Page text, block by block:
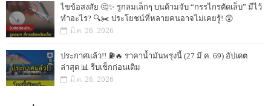
ไขข้อสงสัย 🤔✨ รูกลมเล็กๆ บนด้ามจับ “กรรไกรตัดเล็บ” มีไว้
ทำอะไร? 🔍✂️ ประโยชน์ที่หลายคนอาจไม่เคยรู้! 😲
มี.ค. 26, 2026
ประกาศแล้ว!! ⛽🔥 ราคาน้ำมันพรุ่งนี้ (27 มี.ค. 69) อัปเดต
ล่าสุด 📊 รีบเช็กก่อนเติม
มี.ค. 26, 2026